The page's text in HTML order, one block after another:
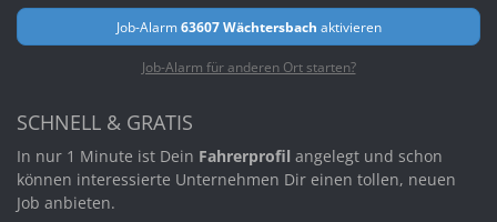
Job-Alarm63607 Wächtersbach aktivieren
Job-Alarm für anderen Ort starten?
SCHNELL & GRATIS
In nur 1 Minute ist Dein Fahrerprofil angelegt und schon
können interessierte Unternehmen Dir einen tollen, neuen
Job anbieten.